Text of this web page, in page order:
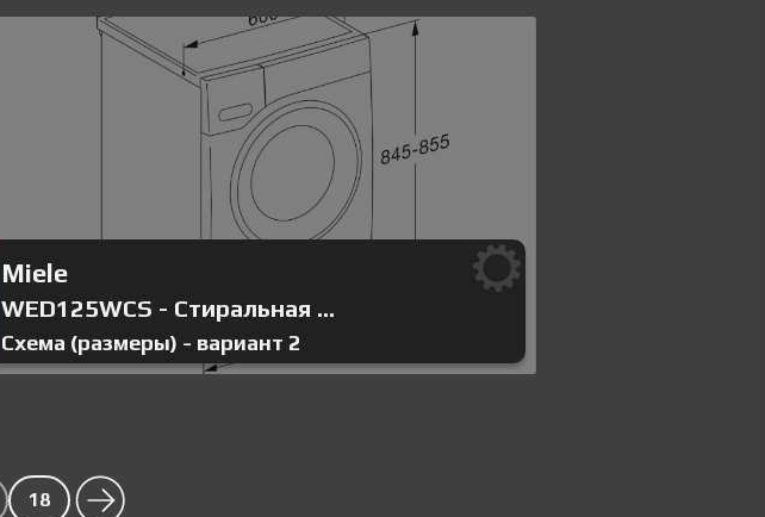
Miele
WED125WCS - Стиральная ...
Схема (размеры) - вариант 2
18